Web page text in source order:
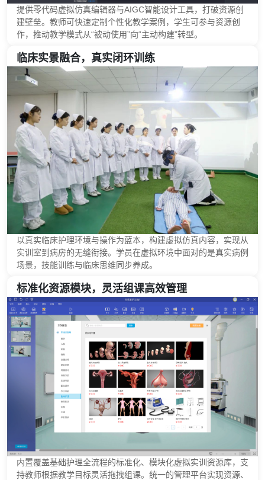
提供零代码虚拟仿真编辑器与AIGC智能设计工具，打破资源创
建壁垒。教师可快速定制个性化教学案例，学生可参与资源创
作，推动教学模式从“被动使用”向“主动构建”转型。
临床实景融合，真实闭环训练
以真实临床护理环境与操作为蓝本，构建虚拟仿真内容，实现从
实训室到病房的无缝衔接。学员在虚拟环境中面对的是真实病例
场景，技能训练与临床思维同步养成。
标准化资源模块，灵活组课高效管理
内置覆盖基础护理全流程的标准化、模块化虚拟实训资源库，支
持教师根据教学目标灵活拖拽组课。统一的管理平台实现资源、